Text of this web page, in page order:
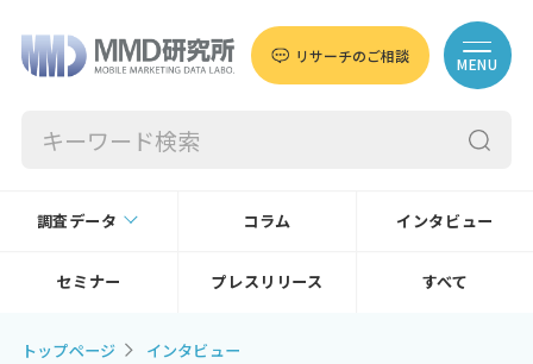
リサーチのご相談 MENU
調査データ コラム インタビュー
セミナー プレスリリース すべて
トップページ インタビュー